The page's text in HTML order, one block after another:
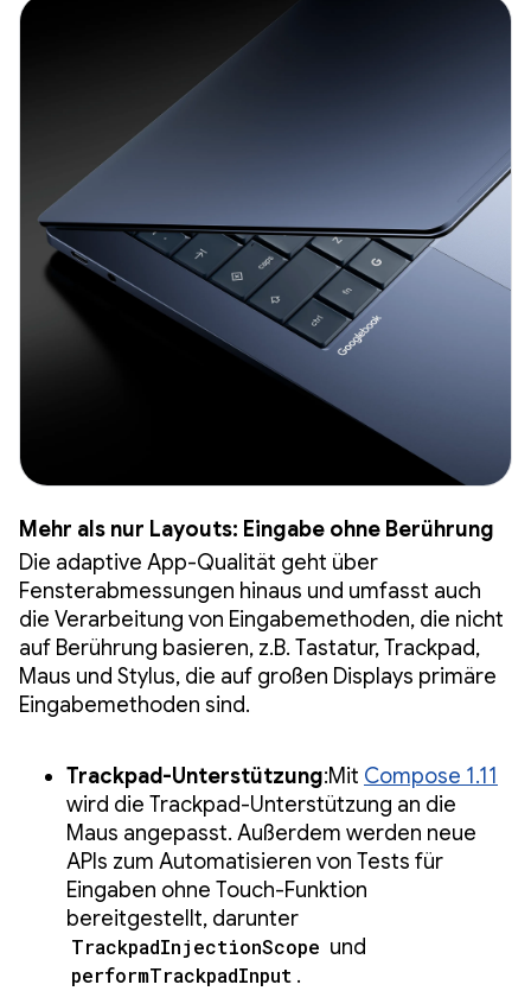
Mehr als nur Layouts: Eingabe ohne Berührung
Die adaptive App-Qualität geht über
Fensterabmessungen hinaus und umfasst auch
die Verarbeitung von Eingabemethoden, die nicht
auf Berührung basieren, z.B. Tastatur, Trackpad,
Maus und Stylus, die auf großen Displays primäre
Eingabemethoden sind.
Trackpad-Unterstützung:Mit Compose 1.11
wird die Trackpad-Unterstützung an die
Maus angepasst. Außerdem werden neue
APIs zum Automatisieren von Tests für
Eingaben ohne Touch-Funktion
bereitgestellt, darunter
TrackpadInjectionScope und
performTrackpadInput .